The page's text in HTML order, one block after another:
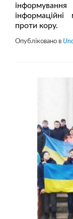
проти кору.
Опубліковано в